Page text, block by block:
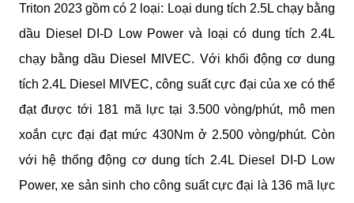
Triton 2023 gồm có 2 loại: Loại dung tích 2.5L chạy bằng
dầu Diesel DI-D Low Power và loại có dung tích 2.4L
chạy bằng dầu Diesel MIVEC. Với khối động cơ dung
tích 2.4L Diesel MIVEC, công suất cực đại của xe có thể
đạt được tới 181 mã lực tại 3.500 vòng/phút, mô men
xoắn cực đại đạt mức 430Nm ở 2.500 vòng/phút. Còn
với hệ thống động cơ dung tích 2.4L Diesel DI-D Low
Power, xe sản sinh cho công suất cực đại là 136 mã lực